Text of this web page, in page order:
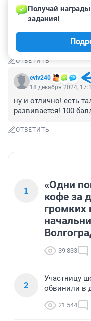
ОТВЕТИТЬ
Гость
ОТВЕТИТЬ
eviv240
Получай
задания!
18 декабря 2024,
ну и отлично! есть
развивается! 100
ОТВЕТИТЬ
1
«Одни
кофе за
громких
39 833
2
Участницу
обвинили в
21 544